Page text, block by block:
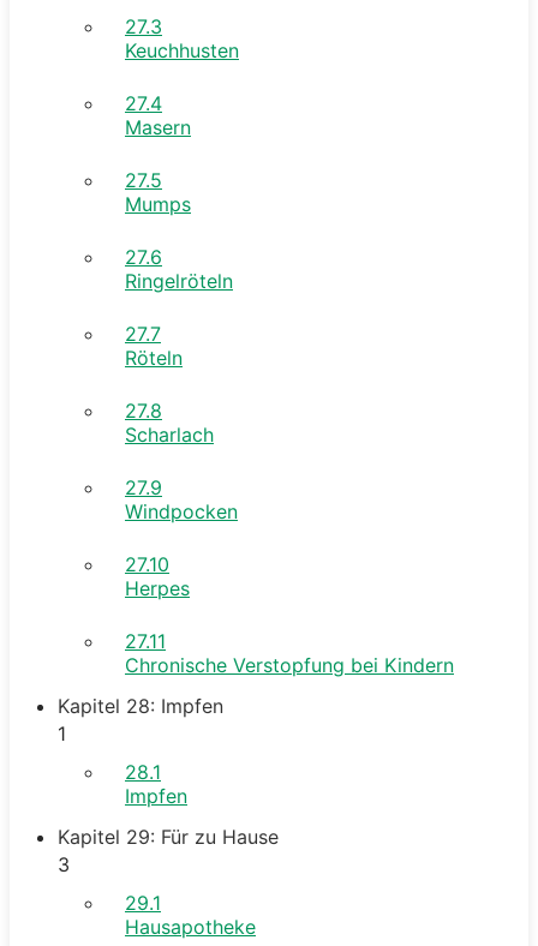
27.3
Keuchhusten
27.4
Masern
27.5
Mumps
27.6
Ringelröteln
27.7
Röteln
27.8
Scharlach
27.9
Windpocken
27.10
Herpes
27.11
Chronische Verstopfung bei Kindern
Kapitel 28: Impfen
1
28.1
Impfen
Kapitel 29: Für zu Hause
3
29.1
Hausapotheke